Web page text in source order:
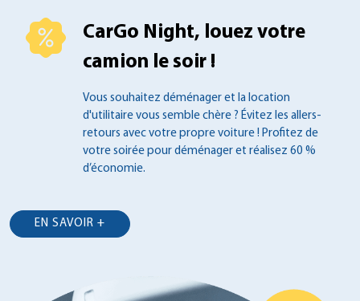
CarGo Night, louez votre
camion le soir !
Vous souhaitez déménager et la location
d'utilitaire vous semble chère ? Évitez les allers-
retours avec votre propre voiture ! Profitez de
votre soirée pour déménager et réalisez 60 %
d’économie.
EN SAVOIR +